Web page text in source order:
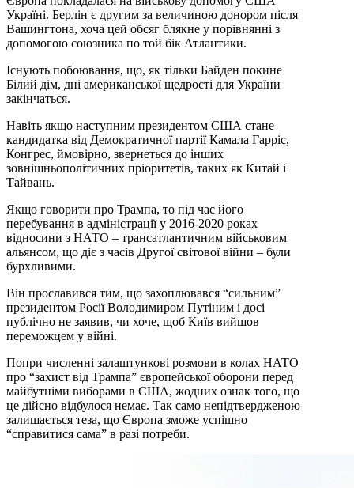
Україні. Берлін є другим за величиною донором після
Вашингтона, хоча цей обсяг блякне у порівнянні з
допомогою союзника по той бік Атлантики.
Існують побоювання, що, як тільки Байден покине
Білий дім, дні американської щедрості для України
закінчаться.
Навіть якщо наступним президентом США стане
кандидатка від Демократичної партії Камала Гарріс,
Конгрес, ймовірно, звернеться до інших
зовнішньополітичних пріоритетів, таких як Китай і
Тайвань.
Якщо говорити про Трампа, то під час його
перебування в адміністрації у 2016-2020 роках
відносини з НАТО – трансатлантичним військовим
альянсом, що діє з часів Другої світової війни – були
бурхливими.
Він прославився тим, що захоплювався “сильним”
президентом Росії Володимиром Путіним і досі
публічно не заявив, чи хоче, щоб Київ вийшов
переможцем у війні.
Попри численні залаштункові розмови в колах НАТО
про “захист від Трампа” європейської оборони перед
майбутніми виборами в США, жодних ознак того, що
це дійсно відбулося немає. Так само непідтвердженою
залишається теза, що Європа зможе успішно
“справитися сама” в разі потреби.